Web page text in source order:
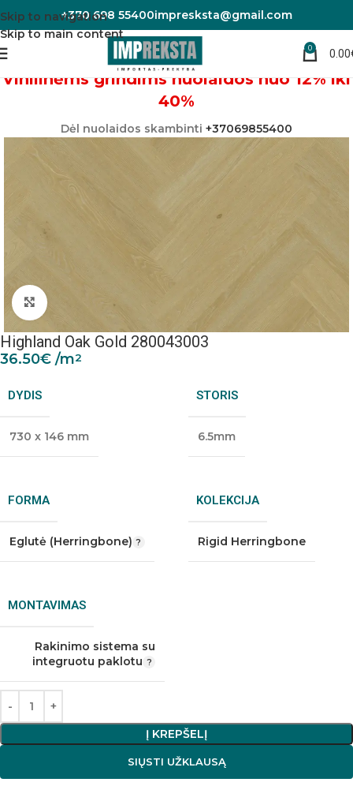
Skip to navigation
Skip to main content
+370 698 55400impresksta@gmail.com
0 0.00
Pradžia Vinilinės grindys
Vinilinėms grindims nuolaidos nuo 12% iki
40%
Dėl nuolaidos skambinti +37069855400
Padidinti nuotrauką
Highland Oak Gold 280043003
36.50€ /m2
DYDIS
730 x 146 mm
STORIS
6.5mm
FORMA
Eglutė (Herringbone)
KOLEKCIJA
Rigid Herringbone
MONTAVIMAS
Rakinimo sistema su
integruotu paklotu
Į KREPŠELĮ
SIŲSTI UŽKLAUSĄ